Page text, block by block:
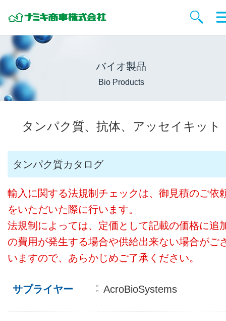
バイオ製品
Bio Products
タンパク質、抗体、アッセイキット
タンパク質カタログ
輸入に関する法規制チェックは、御見積のご依
をいただいた際に行います。
法規制によっては、定価として記載の価格に追
の費用が発生する場合や供給出来ない場合がご
いますので、あらかじめご了承ください。
サプライヤー AcroBioSystems